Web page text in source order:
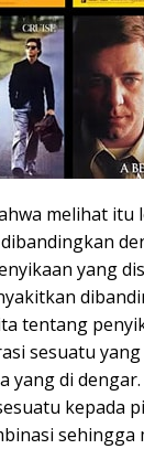
melihat itu
yang
tentang
sesuatu
yang di dengar.
kepada
sehingga